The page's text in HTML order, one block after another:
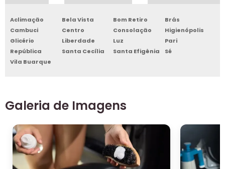
Aclimação Bela Vista Bom Retiro
Brás
Cambuci
Centro Consolação
Higienópolis
Glicério
Liberdade Luz
Pari
República
Santa Cecília Santa Efigênia
Sé
Vila Buarque
Galeria de Imagens